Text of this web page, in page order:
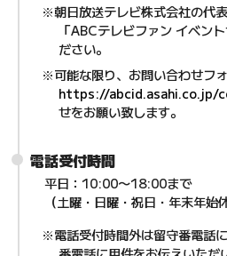
朝日放送テレビ株式会社の代
「ABCテレビファン イベン
ださい。
可能な限り、お問い合わせフ
https://abcid.asahi.co.jp/
せをお願い致します。
電話受付時間
平日：10:00〜18:00まで
（土曜・日曜・祝日・年末年始
電話受付時間外は留守番電話